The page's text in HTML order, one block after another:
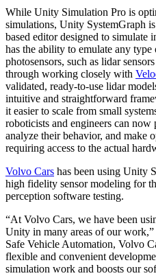
While Unity Simulation Pro is
simulations, Unity SystemGraph
based editor designed to simulate
has the ability to emulate any type
photosensors, such as lidar
through working closely with
validated, ready-to-use lidar
intuitive and straightforward
it easier to scale from small
roboticists and engineers can now
analyze their behavior, and make
requiring access to the actual
Volvo Cars has been using Unity
high fidelity sensor modeling for
perception software testing.
“At Volvo Cars, we have been
Unity in many areas of our
Safe Vehicle Automation, Volvo
flexible and convenient
simulation work and boosts our